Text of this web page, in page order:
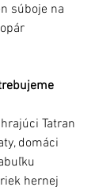
súboje na
Tatran
domáci
hernej